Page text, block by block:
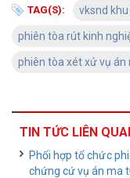
TAG(S): vksnd
phiên tòa rút kinh
phiên tòa xét xử vụ án
TIN TỨC LIÊN
Phối hợp tổ chức
chứng cứ vụ án ma